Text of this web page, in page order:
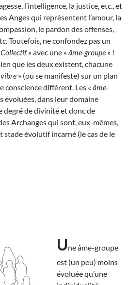
l’intelligence, la justice, etc., et
Anges qui représentent l’amour, la
le pardon des offenses,
Toutefois, ne confondez pas un
Collectif» avec une « âme-groupe » !
que les deux existent, chacune
vibre » (ou se manifeste) sur un plan
conscience différent. Les « âme-
évoluées, dans leur domaine
degré de divinité et donc de
Archanges qui sont, eux-mêmes,
stade évolutif incarné (le cas de le
Une âme-groupe
est (un peu) moins
évoluée qu’une